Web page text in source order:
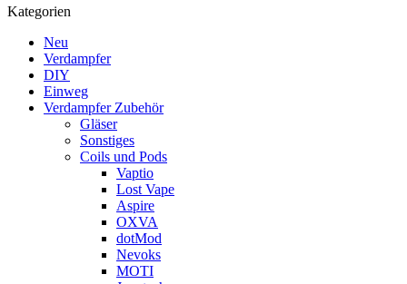
Kategorien
Neu
Verdampfer
DIY
Einweg
Verdampfer Zubehör
Gläser
Sonstiges
Coils und Pods
Vaptio
Lost Vape
Aspire
OXVA
dotMod
Nevoks
MOTI